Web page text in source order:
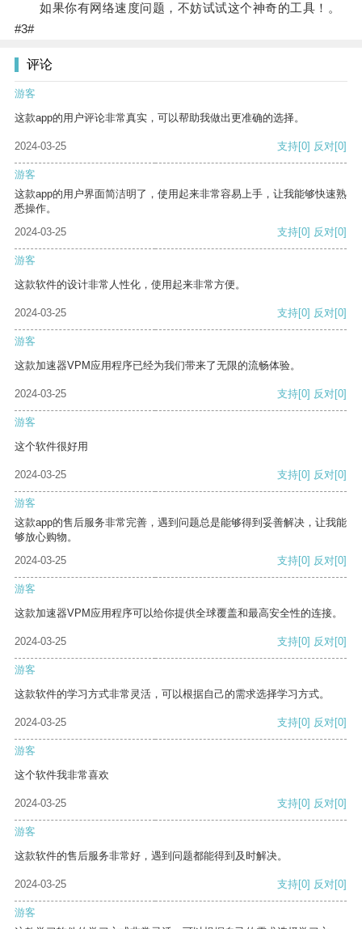
如果你有网络速度问题，不妨试试这个神奇的工具！。
#3#
评论
游客
这款app的用户评论非常真实，可以帮助我做出更准确的选择。
2024-03-25 支持[0] 反对[0]
游客
这款app的用户界面简洁明了，使用起来非常容易上手，让我能够快速熟
悉操作。
2024-03-25
支持[0] 反对[0]
游客
这款软件的设计非常人性化，使用起来非常方便。
2024-03-25 支持[0] 反对[0]
游客
这款加速器VPM应用程序已经为我们带来了无限的流畅体验。
2024-03-25 支持[0] 反对[0]
游客
这个软件很好用
2024-03-25 支持[0] 反对[0]
游客
这款app的售后服务非常完善，遇到问题总是能够得到妥善解决，让我能
够放心购物。
2024-03-25
支持[0] 反对[0]
游客
这款加速器VPM应用程序可以给你提供全球覆盖和最高安全性的连接。
2024-03-25 支持[0] 反对[0]
游客
这款软件的学习方式非常灵活，可以根据自己的需求选择学习方式。
2024-03-25 支持[0] 反对[0]
游客
这个软件我非常喜欢
2024-03-25 支持[0] 反对[0]
游客
这款软件的售后服务非常好，遇到问题都能得到及时解决。
2024-03-25 支持[0] 反对[0]
游客